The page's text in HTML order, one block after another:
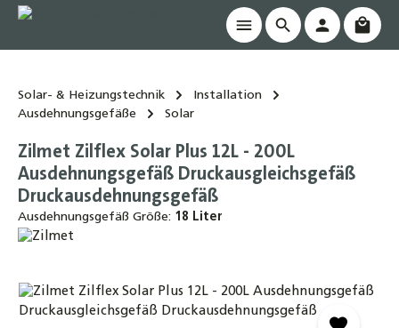
springen
Solar- & Heizungstechnik
Installation
Ausdehnungsgefäße
Solar
Zilmet Zilflex Solar Plus 12L - 200L
Ausdehnungsgefäß Druckausgleichsgefäß
Druckausdehnungsgefäß
Ausdehnungsgefäß Größe: 18 Liter
Bildergalerie überspringen